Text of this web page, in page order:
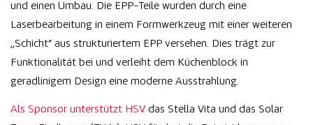
und einen Umbau. Die EPP-Teile wurden durch eine
Laserbearbeitung in einem Formwerkzeug mit einer weiteren
„Schicht“ aus strukturiertem EPP versehen. Dies trägt zur
Funktionalität bei und verleiht dem Küchenblock in
geradlinigem Design eine moderne Ausstrahlung.
Als Sponsor unterstützt HSV das Stella Vita und das Solar